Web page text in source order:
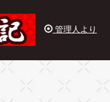
管理人より